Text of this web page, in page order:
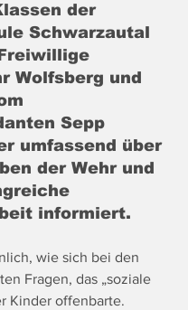
der
Schwarzautal
Wolfsberg und
Sepp
umfassend über
der Wehr und
informiert.
wie sich bei den
Fragen, das „soziale
Kinder offenbarte.